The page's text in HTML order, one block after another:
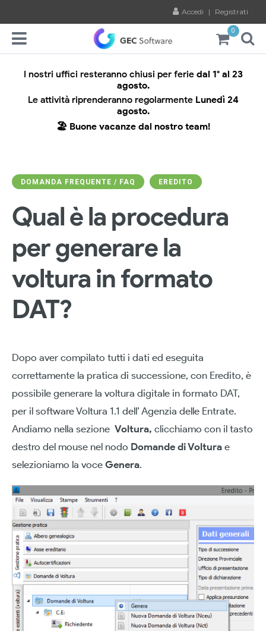
Accedi | Registrati
0
I nostri uffici resteranno chiusi per ferie dal 1° al 23
agosto.
Le attività riprenderanno regolarmente Lunedì 24
agosto.
🏖️ Buone vacanze dal nostro team!
DOMANDA FREQUENTE / FAQ EREDITO
Qual è la procedura
per generare la
voltura in formato
DAT?
Dopo aver compilato tutti i dati ed eseguita
correttamente la pratica di successione, con Eredito, è
possibile generare la voltura digitale in formato DAT,
per il software Voltura 1.1 dell’ Agenzia delle Entrate.
Andiamo nella sezione Voltura, clicchiamo con il tasto
destro del mouse nel nodo Domande di Voltura e
selezioniamo la voce Genera.